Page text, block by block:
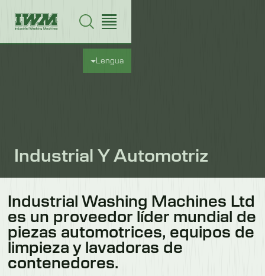
Lengua
Industrial Y Automotriz
Industrial Washing Machines Ltd
es un proveedor líder mundial de
piezas automotrices, equipos de
limpieza y lavadoras de
contenedores.